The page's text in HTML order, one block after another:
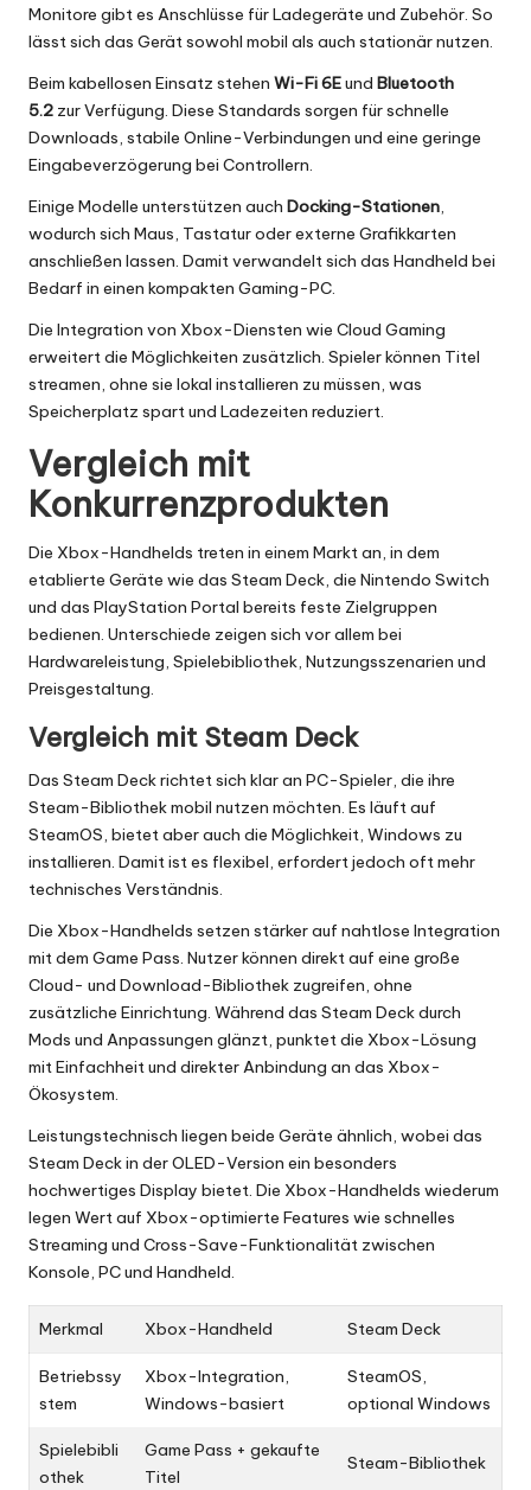
Monitore gibt es Anschlüsse für Ladegeräte und Zubehör. So
lässt sich das Gerät sowohl mobil als auch stationär nutzen.
Beim kabellosen Einsatz stehen Wi-Fi 6Eund Bluetooth
5.2 zur Verfügung. Diese Standards sorgen für schnelle
Downloads, stabile Online-Verbindungen und eine geringe
Eingabeverzögerung bei Controllern.
Einige Modelle unterstützen auch Docking-Stationen,
wodurch sich Maus, Tastatur oder externe Grafikkarten
anschließen lassen. Damit verwandelt sich das Handheld bei
Bedarf in einen kompakten Gaming-PC.
Die Integration von Xbox-Diensten wie Cloud Gaming
erweitert die Möglichkeiten zusätzlich. Spieler können Titel
streamen, ohne sie lokal installieren zu müssen, was
Speicherplatz spart und Ladezeiten reduziert.
Vergleich mit
Konkurrenzprodukten
Die Xbox-Handhelds treten in einem Markt an, in dem
etablierte Geräte wie das Steam Deck, die Nintendo Switch
und das PlayStation Portal bereits feste Zielgruppen
bedienen. Unterschiede zeigen sich vor allem bei
Hardwareleistung, Spielebibliothek, Nutzungsszenarien und
Preisgestaltung.
Vergleich mit Steam Deck
Das Steam Deck richtet sich klar an PC-Spieler, die ihre
Steam-Bibliothek mobil nutzen möchten. Es läuft auf
SteamOS, bietet aber auch die Möglichkeit, Windows zu
installieren. Damit ist es flexibel, erfordert jedoch oft mehr
technisches Verständnis.
Die Xbox-Handhelds setzen stärker auf nahtlose Integration
mit dem Game Pass. Nutzer können direkt auf eine große
Cloud- und Download-Bibliothek zugreifen, ohne
zusätzliche Einrichtung. Während das Steam Deck durch
Mods und Anpassungen glänzt, punktet die Xbox-Lösung
mit Einfachheit und direkter Anbindung an das Xbox-
Ökosystem.
Leistungstechnisch liegen beide Geräte ähnlich, wobei das
Steam Deck in der OLED-Version ein besonders
hochwertiges Display bietet. Die Xbox-Handhelds wiederum
legen Wert auf Xbox-optimierte Features wie schnelles
Streaming und Cross-Save-Funktionalität zwischen
Konsole, PC und Handheld.
Merkmal Xbox-Handheld Steam Deck
Betriebssy
stem
Xbox-Integration,
Windows-basiert
SteamOS,
optional Windows
Spielebibli
othek
Game Pass + gekaufte
Titel
Steam-Bibliothek